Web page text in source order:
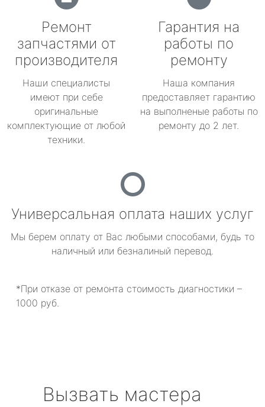
Ремонт
запчастями от
производителя
Наши специалисты
имеют при себе
оригинальные
комплектующие от любой
техники.
Гарантия на
работы по
ремонту
Наша компания
предоставляет гарантию
на выполненые работы по
ремонту до 2 лет.
Универсальная оплата наших услуг
Мы берем оплату от Вас любыми способами, будь то
наличный или безналиный перевод.
*При отказе от ремонта стоимость диагностики –
1000 руб.
Вызвать мастера